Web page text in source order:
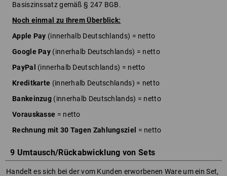
Basiszinssatz gemäß § 247 BGB.
Noch einmal zu Ihrem Überblick:
Apple Pay (innerhalb Deutschlands) = netto
Google Pay (innerhalb Deutschlands) = netto
PayPal (innerhalb Deutschlands) = netto
Kreditkarte (innerhalb Deutschlands) = netto
Bankeinzug (innerhalb Deutschlands) = netto
Vorauskasse = netto
Rechnung mit 30 Tagen Zahlungsziel = netto
9 Umtausch/Rückabwicklung von Sets
Handelt es sich bei der vom Kunden erworbenen Ware um ein Set,